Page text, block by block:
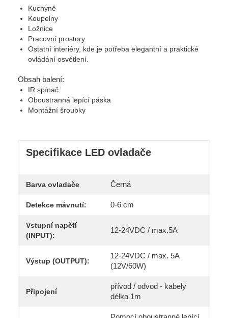
Kuchyně
Koupelny
Ložnice
Pracovní prostory
Ostatní interiéry, kde je potřeba elegantní a praktické
ovládání osvětlení.
Obsah balení:
IR spínač
Oboustranná lepící páska
Montážní šroubky
Specifikace LED ovladače
Barva ovladače Černá
Detekce mávnutí: 0-6 cm
Vstupní napětí
(INPUT):
12-24VDC / max.5A
Výstup (OUTPUT):
12-24VDC / max. 5A
(12V/60W)
Připojení
přívod / odvod - kabely
délka 1m